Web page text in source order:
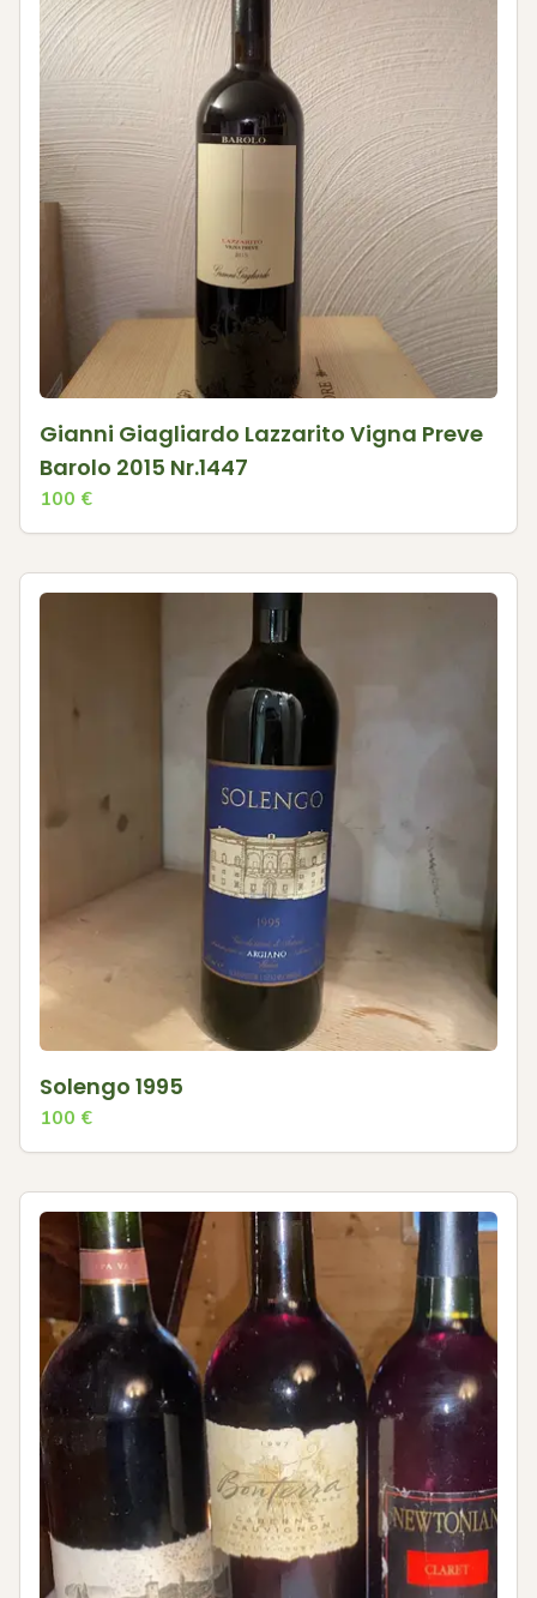
Gianni Giagliardo Lazzarito Vigna Preve
Barolo 2015 Nr.1447
100 €
Solengo 1995
100 €